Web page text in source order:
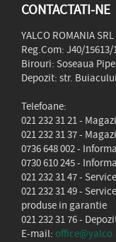
CONTACTATI-NE
YALCO ROMANIA SRL
Reg.Com: J40/15613/
Birouri: Soseaua
Depozit: str.
Telefoane:
021 232 31 21-
021 232 31 37-
0736 648 002-
0730 610 245-
021 232 31 47-
021 232 31 49-
produse in garantie
021 232 31 76-
E-mail: